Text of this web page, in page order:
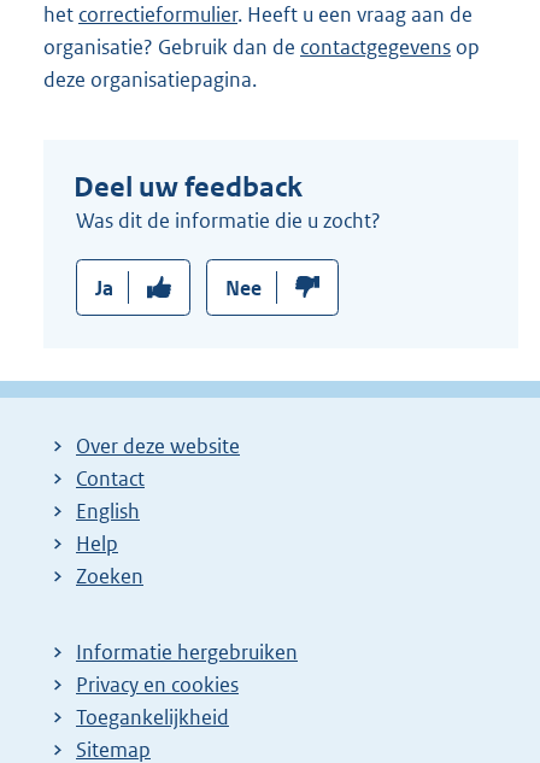
het correctieformulier. Heeft u een vraag aan de
organisatie? Gebruik dan de contactgegevens op
deze organisatiepagina.
Deel uw feedback
Was dit de informatie die u zocht?
Ja Nee
Over deze website
Contact
English
Help
Zoeken
Informatie hergebruiken
Privacy en cookies
Toegankelijkheid
Sitemap